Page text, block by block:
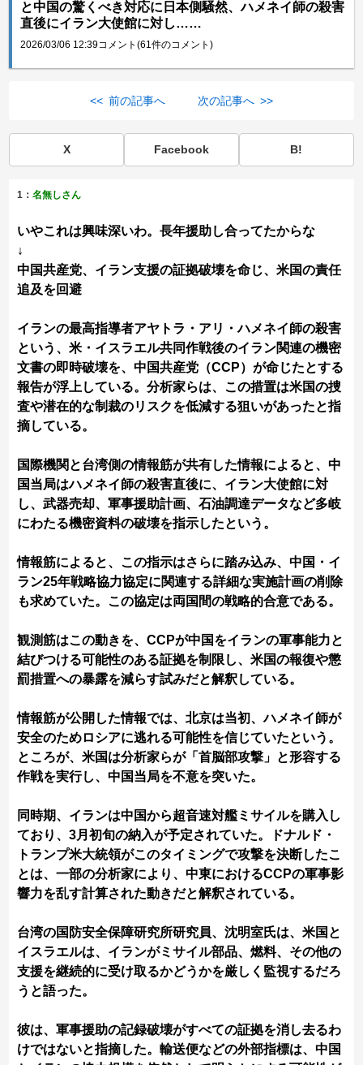
と中国の驚くべき対応に日本側騒然、ハメネイ師の殺害
直後にイラン大使館に対し……
2026/03/06 12:39コメント(61件のコメント)
<< 前の記事へ 次の記事へ >>
X Facebook B!
1：名無しさん
いやこれは興味深いわ。長年援助し合ってたからな
↓
中国共産党、イラン支援の証拠破壊を命じ、米国の責任
追及を回避
イランの最高指導者アヤトラ・アリ・ハメネイ師の殺害
という、米・イスラエル共同作戦後のイラン関連の機密
文書の即時破壊を、中国共産党（CCP）が命じたとする
報告が浮上している。分析家らは、この措置は米国の捜
査や潜在的な制裁のリスクを低減する狙いがあったと指
摘している。
国際機関と台湾側の情報筋が共有した情報によると、中
国当局はハメネイ師の殺害直後に、イラン大使館に対
し、武器売却、軍事援助計画、石油調達データなど多岐
にわたる機密資料の破壊を指示したという。
情報筋によると、この指示はさらに踏み込み、中国・イ
ラン25年戦略協力協定に関連する詳細な実施計画の削除
も求めていた。この協定は両国間の戦略的合意である。
観測筋はこの動きを、CCPが中国をイランの軍事能力と
結びつける可能性のある証拠を制限し、米国の報復や懲
罰措置への暴露を減らす試みだと解釈している。
情報筋が公開した情報では、北京は当初、ハメネイ師が
安全のためロシアに逃れる可能性を信じていたという。
ところが、米国は分析家らが「首脳部攻撃」と形容する
作戦を実行し、中国当局を不意を突いた。
同時期、イランは中国から超音速対艦ミサイルを購入し
ており、3月初旬の納入が予定されていた。ドナルド・
トランプ米大統領がこのタイミングで攻撃を決断したこ
とは、一部の分析家により、中東におけるCCPの軍事影
響力を乱す計算された動きだと解釈されている。
台湾の国防安全保障研究所研究員、沈明室氏は、米国と
イスラエルは、イランがミサイル部品、燃料、その他の
支援を継続的に受け取るかどうかを厳しく監視するだろ
うと語った。
彼は、軍事援助の記録破壊がすべての証拠を消し去るわ
けではないと指摘した。輸送便などの外部指標は、中国